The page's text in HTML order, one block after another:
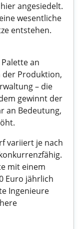
angesiedelt.
wesentliche
entstehen.
an
der Produktion,
– die
gewinnt der
an Bedeutung,
variiert je nach
mit einem
Euro jährlich
Ingenieure